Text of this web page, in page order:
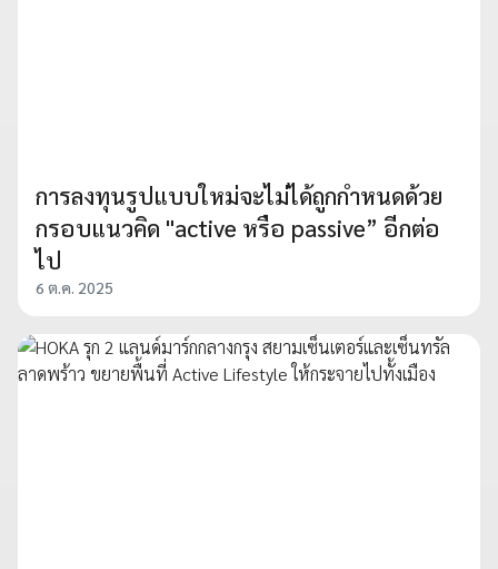
การลงทุนรูปแบบใหม่จะไม่ได้ถูกกำหนดด้วย
กรอบแนวคิด "active หรือ passive” อีกต่อ
ไป
6 ต.ค. 2025